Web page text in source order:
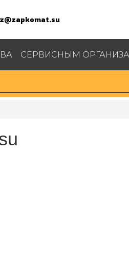
СЕРВИСНЫМ